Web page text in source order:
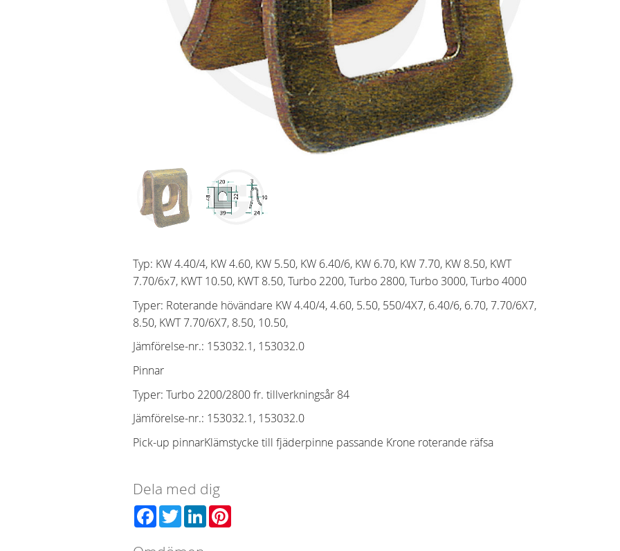
Typ: KW 4.40/4, KW 4.60, KW 5.50, KW 6.40/6, KW 6.70, KW 7.70, KW 8.50, KWT
7.70/6x7, KWT 10.50, KWT 8.50, Turbo 2200, Turbo 2800, Turbo 3000, Turbo 4000
Typer: Roterande hövändare KW 4.40/4, 4.60, 5.50, 550/4X7, 6.40/6, 6.70, 7.70/6X7,
8.50, KWT 7.70/6X7, 8.50, 10.50,
Jämförelse-nr.: 153032.1, 153032.0
Pinnar
Typer: Turbo 2200/2800 fr. tillverkningsår 84
Jämförelse-nr.: 153032.1, 153032.0
Pick-up pinnarKlämstycke till fjäderpinne passande Krone roterande räfsa
Dela med dig
Facebook
TwitterLinkedIn